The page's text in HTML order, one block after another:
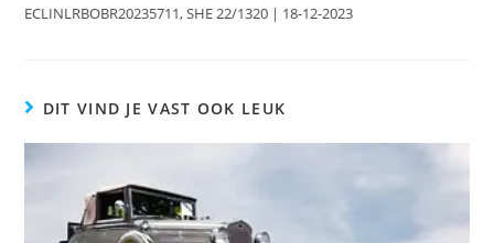
ECLINLRBOBR20235711, SHE 22/1320 | 18-12-2023
DIT VIND JE VAST OOK LEUK